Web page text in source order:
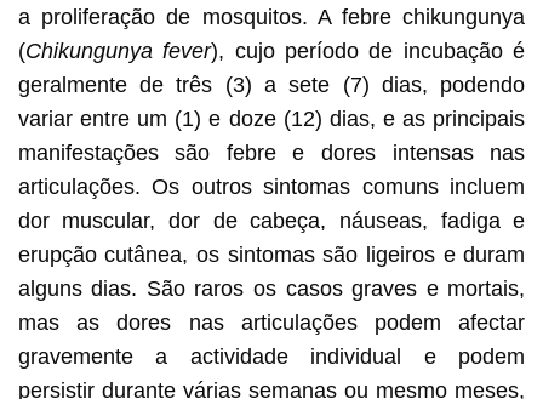
a proliferação de mosquitos. A febre chikungunya
(Chikungunya fever), cujo período de incubação é
geralmente de três (3) a sete (7) dias, podendo
variar entre um (1) e doze (12) dias, e as principais
manifestações são febre e dores intensas nas
articulações. Os outros sintomas comuns incluem
dor muscular, dor de cabeça, náuseas, fadiga e
erupção cutânea, os sintomas são ligeiros e duram
alguns dias. São raros os casos graves e mortais,
mas as dores nas articulações podem afectar
gravemente a actividade individual e podem
persistir durante várias semanas ou mesmo meses,